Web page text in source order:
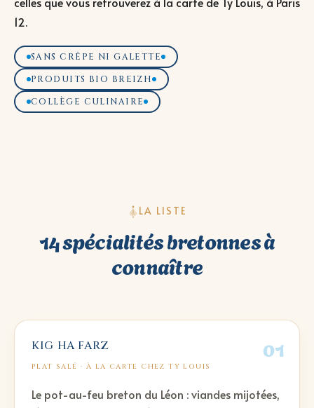
12.
SANS CRÊPE NI GALETTE
PRODUITS BIO BREIZH
COLLÈGE CULINAIRE
LA LISTE
14 spécialités bretonnes à
connaître
01
KIG HA FARZ
PLAT SALÉ · À LA CARTE CHEZ TY LOUIS
Le pot-au-feu breton du Léon : viandes mijotées,